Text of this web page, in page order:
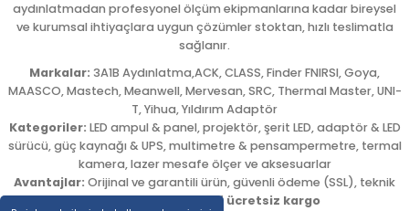
aydınlatmadan profesyonel ölçüm ekipmanlarına kadar bireysel
ve kurumsal ihtiyaçlara uygun çözümler stoktan, hızlı teslimatla
sağlanır.
Markalar: 3A1B Aydınlatma,ACK, CLASS, Finder FNIRSI, Goya,
MAASCO, Mastech, Meanwell, Mervesan, SRC, Thermal Master, UNI-
T, Yihua, Yıldırım Adaptör
Kategoriler: LED ampul & panel, projektör, şerit LED, adaptör & LED
sürücü, güç kaynağı & UPS, multimetre & pensampermetre, termal
kamera, lazer mesafe ölçer ve aksesuarlar
Avantajlar: Orijinal ve garantili ürün, güvenli ödeme (SSL), teknik
destek,5.000 TL üzeri ücretsiz kargo